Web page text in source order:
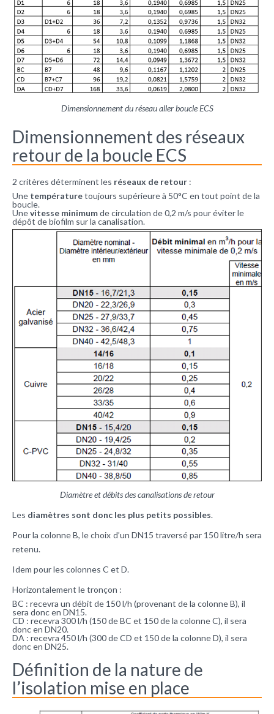
Dimensionnement du réseau aller boucle ECS
Dimensionnement des réseaux
retour de la boucle ECS
2 critères déterminent les réseaux de retour :
Une températuretoujours supérieure à 50°C en tout point de la
boucle.
Unevitesse minimumde circulation de 0,2 m/s pour éviter le
dépôt debiofilm sur la canalisation.
Diamètre et débits des canalisations de retour
Les diamètres sont donc les plus petits possibles.
Pour la colonne B, le choix d’un DN15 traversé par 150 litre/h sera
retenu.
Idem pour les colonnes C et D.
Horizontalement le tronçon :
BC : recevra un débit de 150 l/h (provenant de la colonne B), il
sera donc en DN15.
CD : recevra 300 l/h (150 de BC et 150 de la colonne C), il sera
donc en DN20.
DA : recevra 450 l/h (300 de CD et 150 de la colonne D), il sera
donc en DN25.
Définition de la nature de
l’isolation mise en place